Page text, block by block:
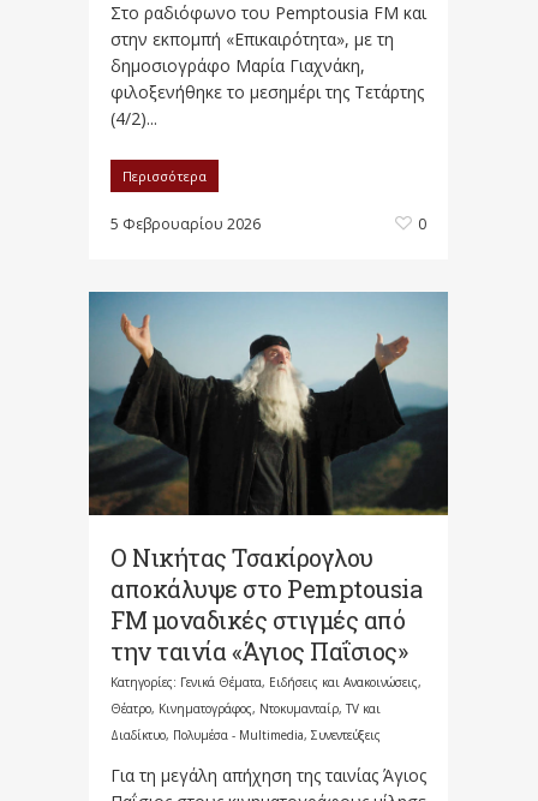
Στο ραδιόφωνο του Pemptousia FΜ και
στην εκπομπή «Επικαιρότητα», με τη
δημοσιογράφο Μαρία Γιαχνάκη,
φιλοξενήθηκε το μεσημέρι της Τετάρτης
(4/2)...
Περισσότερα
5 Φεβρουαρίου 2026 0
Ο Νικήτας Τσακίρογλου
αποκάλυψε στο Pemptousia
FM μοναδικές στιγμές από
την ταινία «Άγιος Παΐσιος»
Κατηγορίες: Γενικά Θέματα, Ειδήσεις και Ανακοινώσεις,
Θέατρο, Κινηματογράφος, Ντοκυμανταίρ, TV και
Διαδίκτυο, Πολυμέσα - Multimedia, Συνεντεύξεις
Για τη μεγάλη απήχηση της ταινίας Άγιος